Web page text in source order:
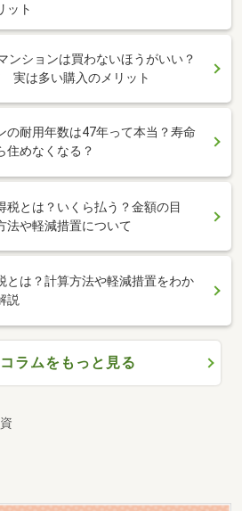
ット
ンションは買わないほうがいい？
実は多い購入のメリット
の耐用年数は47年って本当？寿命
住めなくなる？
税とは？いくら払う？金額の目
法や軽減措置について
とは？計算方法や軽減措置をわか
説
ラムをもっと見る